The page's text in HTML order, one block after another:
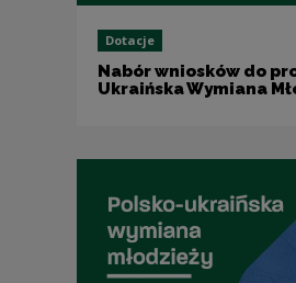
Dotacje
Nabór wniosków do
Ukraińska Wymiana